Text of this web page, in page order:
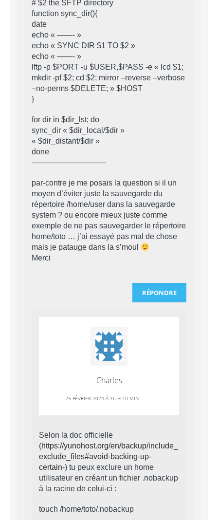
# $2 the SFTP directory
function sync_dir(){
date
echo « ——- »
echo « SYNC DIR $1 TO $2 »
echo « ——- »
lftp -p $PORT -u $USER,$PASS -e « lcd $1;
mkdir -pf $2; cd $2; mirror –reverse –verbose
–no-perms $DELETE; » $HOST
}
for dir in $dir_lst; do
sync_dir « $dir_local/$dir »
« $dir_distant/$dir »
done
—————————–
par-contre je me posais la question si il un
moyen d’éviter juste la sauvegarde du
répertoire /home/user dans la sauvegarde
system ? ou encore mieux juste comme
exemple de ne pas sauvegarder le répertoire
home/toto … j’ai essayé pas mal de chose
mais je patauge dans la s’moul
Merci
RÉPONDRE
Charles
25 FÉVRIER 2024 Á 16 H 10 MIN
Selon la doc officielle
(https://yunohost.org/en/backup/include_
exclude_files#avoid-backing-up-
certain-) tu peux exclure un home
utilisateur en créant un fichier .nobackup
à la racine de celui-ci :
touch /home/toto/.nobackup